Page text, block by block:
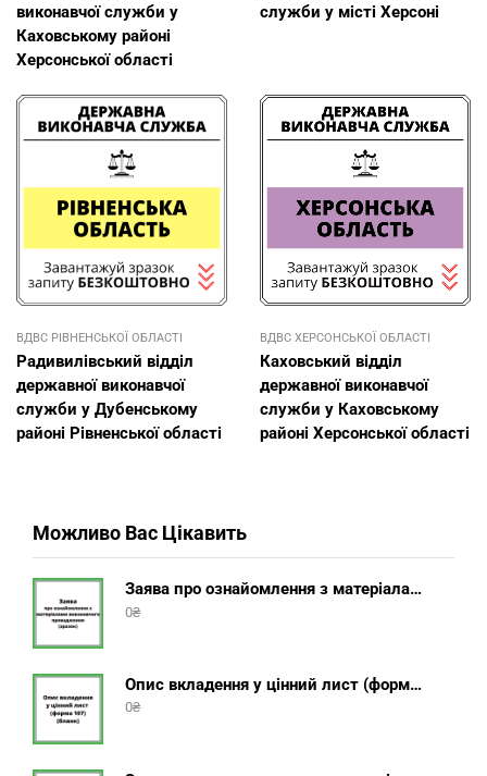
виконавчої служби у
Каховському районі
Херсонської області
служби у місті Херсоні
ВДВС РІВНЕНСЬКОЇ ОБЛАСТІ
Радивилівський відділ
державної виконавчої
служби у Дубенському
районі Рівненської області
ВДВС ХЕРСОНСЬКОЇ ОБЛАСТІ
Каховський відділ
державної виконавчої
служби у Каховському
районі Херсонської області
Можливо Вас Цікавить
Заява про ознайомлення з матеріалами виконавчого провадження (зразок, шаблон 2025 року)
0₴
Опис вкладення у цінний лист (форма 107) + інструкція відправлення цінного листа з описом вкладення
0₴